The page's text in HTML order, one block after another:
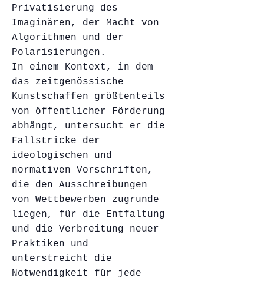
Privatisierung des
Imaginären, der Macht von
Algorithmen und der
Polarisierungen.
In einem Kontext, in dem
das zeitgenössische
Kunstschaffen größtenteils
von öffentlicher Förderung
abhängt, untersucht er die
Fallstricke der
ideologischen und
normativen Vorschriften,
die den Ausschreibungen
von Wettbewerben zugrunde
liegen, für die Entfaltung
und die Verbreitung neuer
Praktiken und
unterstreicht die
Notwendigkeit für jede